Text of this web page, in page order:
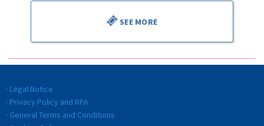
SEE MORE
Legal Notice
Privacy Policy and RPA
General Terms and Conditions